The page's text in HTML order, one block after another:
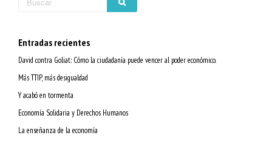
Entradas recientes
David contra Goliat: Cómo la ciudadanía puede vencer al poder económico.
Más TTIP, más desigualdad
Y acabó en tormenta
Economía Solidaria y Derechos Humanos
La enseñanza de la economía